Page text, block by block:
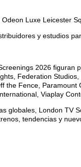
Luxe Leicester
y estudios
2026 figuran
Federation
the Fence,
Viaplay
globales, London
tendencias y